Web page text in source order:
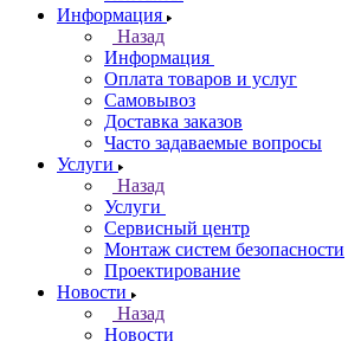
Информация
Назад
Информация
Оплата товаров и услуг
Самовывоз
Доставка заказов
Часто задаваемые вопросы
Услуги
Назад
Услуги
Сервисный центр
Монтаж систем безопасности
Проектирование
Новости
Назад
Новости